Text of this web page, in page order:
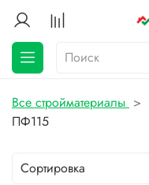
Все стройматериалы
ПФ115